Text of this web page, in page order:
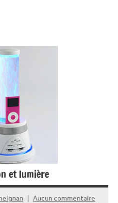
et lumière
Aucun commentaire